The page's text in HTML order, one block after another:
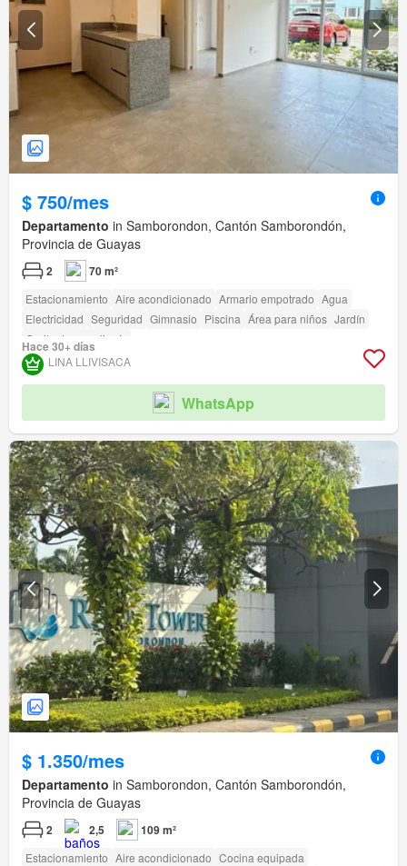
$ 750/mes
Departamento in Samborondon, Cantón Samborondón,
Provincia de Guayas
2 70 m²
Estacionamiento Aire acondicionado Armario empotrado Agua
Electricidad Seguridad Gimnasio Piscina Área para niños Jardín
Garita de guardianía
Hace 30+ días
LINA LLIVISACA
WhatsApp
$ 1.350/mes
Departamento in Samborondon, Cantón Samborondón,
Provincia de Guayas
2 2,5 109 m²
Estacionamiento Aire acondicionado Cocina equipada